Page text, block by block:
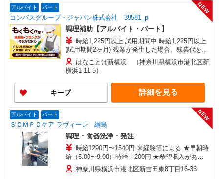
アルバイト パート
コンパスグループ・ジャパン株式会社 39581_p
NEW
調理補助【アルバイト・パート】
時給1,225円以上 試用期間中 時給1,225円以上
(試用期間2ヶ月) 残業が発生した場合、残業代を1
分単位で別途支給します。
はなことば新横浜 （神奈川県横浜市港北区新
横浜1-11-5）
キープ 詳細を見る
アルバイト パート
ＳＯＭＰＯケア ラヴィーレ 綱島
NEW
調理・食器洗浄・発注
時給1290円〜1540円 ※経験等による ★早朝時
給（5:00〜9:00）時給＋200円 ★希望収入があり
ましたら、ご相談いただければ希望条件に合うか
の確認もいたします。 ★時間外手当別途支給 ★上
神奈川県横浜市港北区新吉田東8丁目16-33